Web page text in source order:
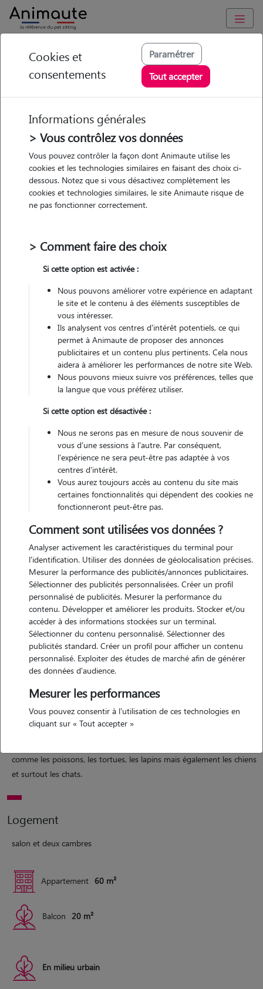
Animaute Occitanie Haute-Garonne /Toulouse
Alice - Petsitter à
TOULOUSE
• 28 ans
Garde
chez le Pet Sitter
Véhiculé
Contacter
L'envoi d'une demande est sans engagement
Motivation
je suis à la recherche d'un job. j'ai toujours vécue avec des chats
depuis toute petite. les chiens font également parti de mon
entourage régulier. j'adore jouer avec eux, les promener, passer du
temps à faire des câlins et aussi a les observer. le contact avec les
animaux m'est donc facile et très valorisant dans le quotidien.
Expérience
je vis avec un chat depuis que je suis née. j'ai a plusieurs reprise
comme les poissons, les tortues, les lapins mais également les chiens
et surtout les chats.
Logement
salon et deux cambres
Appartement 60 m²
Balcon 20 m²
En milieu urbain
Cookies et
consentements
Paramétrer
Tout accepter
Informations générales
> Vous contrôlez vos données
Vous pouvez contrôler la façon dont Animaute utilise les
cookies et les technologies similaires en faisant des choix ci-
dessous. Notez que si vous désactivez complètement les
cookies et technologies similaires, le site Animaute risque de
ne pas fonctionner correctement.
> Comment faire des choix
Si cette option est activée :
Nous pouvons améliorer votre expérience en adaptant
le site et le contenu à des éléments susceptibles de
vous intéresser.
Ils analysent vos centres d'intérêt potentiels, ce qui
permet à Animaute de proposer des annonces
publicitaires et un contenu plus pertinents. Cela nous
aidera à améliorer les performances de notre site Web.
Nous pouvons mieux suivre vos préférences, telles que
la langue que vous préférez utiliser.
Si cette option est désactivée :
Nous ne serons pas en mesure de nous souvenir de
vous d'une sessions à l'autre. Par conséquent,
l'expérience ne sera peut-être pas adaptée à vos
centres d'intérêt.
Vous aurez toujours accès au contenu du site mais
certaines fonctionnalités qui dépendent des cookies ne
fonctionneront peut-être pas.
Comment sont utilisées vos données ?
Analyser activement les caractéristiques du terminal pour
l'identification. Utiliser des données de géolocalisation précises.
Mesurer la performance des publicités/annonces publicitaires.
Sélectionner des publicités personnalisées. Créer un profil
personnalisé de publicités. Mesurer la performance du
contenu. Développer et améliorer les produits. Stocker et/ou
accéder à des informations stockées sur un terminal.
Sélectionner du contenu personnalisé. Sélectionner des
publicités standard. Créer un profil pour afficher un contenu
personnalisé. Exploiter des études de marché afin de générer
des données d'audience.
Mesurer les performances
Vous pouvez consentir à l'utilisation de ces technologies en
cliquant sur « Tout accepter »